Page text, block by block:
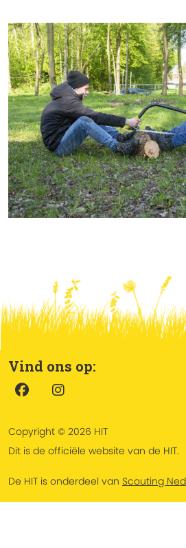
Vind ons op:
Copyright © 2026 HIT
Dit is de officiële website van de HIT.
De HIT is onderdeel van Scouting